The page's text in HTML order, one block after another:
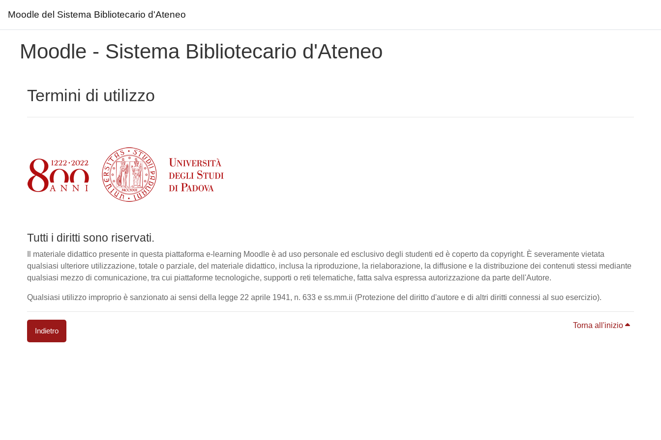
Moodle del Sistema Bibliotecario d'Ateneo
Moodle - Sistema Bibliotecario d'Ateneo
Termini di utilizzo
Tutti i diritti sono riservati.
Il materiale didattico presente in questa piattaforma e-learning Moodle è ad uso personale ed esclusivo degli studenti ed è coperto da copyright. È severamente vietata
qualsiasi ulteriore utilizzazione, totale o parziale, del materiale didattico, inclusa la riproduzione, la rielaborazione, la diffusione e la distribuzione dei contenuti stessi mediante
qualsiasi mezzo di comunicazione, tra cui piattaforme tecnologiche, supporti o reti telematiche, fatta salva espressa autorizzazione da parte dell'Autore.
Qualsiasi utilizzo improprio è sanzionato ai sensi della legge 22 aprile 1941, n. 633 e ss.mm.ii (Protezione del diritto d'autore e di altri diritti connessi al suo esercizio).
Indietro
Torna all'inizio